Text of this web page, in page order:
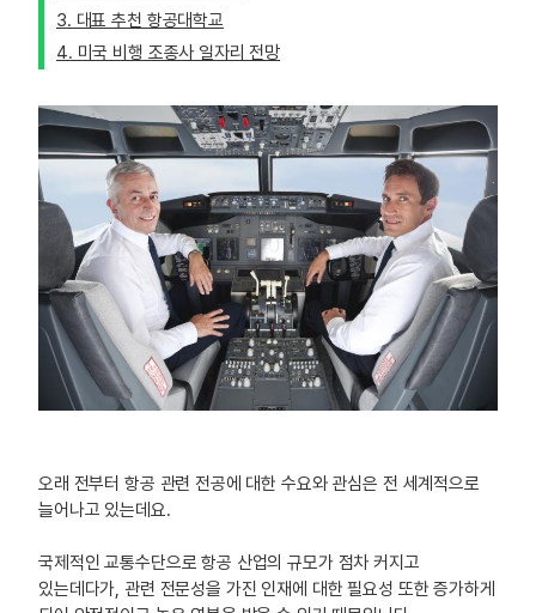
3. 대표 추천 항공대학교
4. 미국 비행 조종사 일자리 전망
오래 전부터 항공 관련 전공에 대한 수요와 관심은 전 세계적으로
늘어나고 있는데요.
국제적인 교통수단으로 항공 산업의 규모가 점차 커지고
있는데다가, 관련 전문성을 가진 인재에 대한 필요성 또한 증가하게